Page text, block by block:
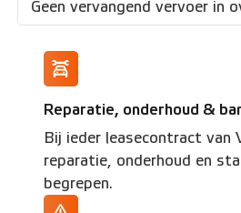
Geen vervangend vervoer in
Reparatie, onderhoud &
Bij ieder leasecontract van
reparatie, onderhoud en
begrepen.